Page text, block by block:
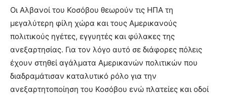
Οι Αλβανοί του Κοσόβου θεωρούν τις ΗΠΑ τη
μεγαλύτερη φίλη χώρα και τους Αμερικανούς
πολιτικούς ηγέτες, εγγυητές και φύλακες της
ανεξαρτησίας. Για τον λόγο αυτό σε διάφορες πόλεις
έχουν στηθεί αγάλματα Αμερικανών πολιτικών που
διαδραμάτισαν καταλυτικό ρόλο για την
ανεξαρτητοποίηση του Κοσόβου ενώ πλατείες και οδοί